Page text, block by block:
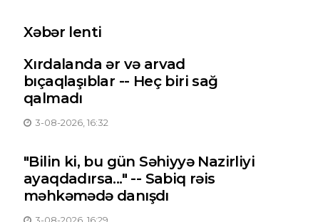
Xəbər lenti
Xırdalanda ər və arvad
bıçaqlaşıblar -- Heç biri sağ
qalmadı
3-08-2026, 16:32
"Bilin ki, bu gün Səhiyyə Nazirliyi
ayaqdadırsa..." -- Sabiq rəis
məhkəmədə danışdı